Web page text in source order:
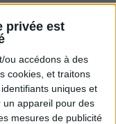
privée est
ou accédons à des
cookies, et traitons
uniques et
appareil pour des
mesures de publicité
alimentaire.